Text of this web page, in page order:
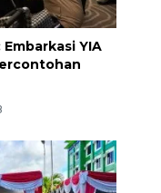
YIA